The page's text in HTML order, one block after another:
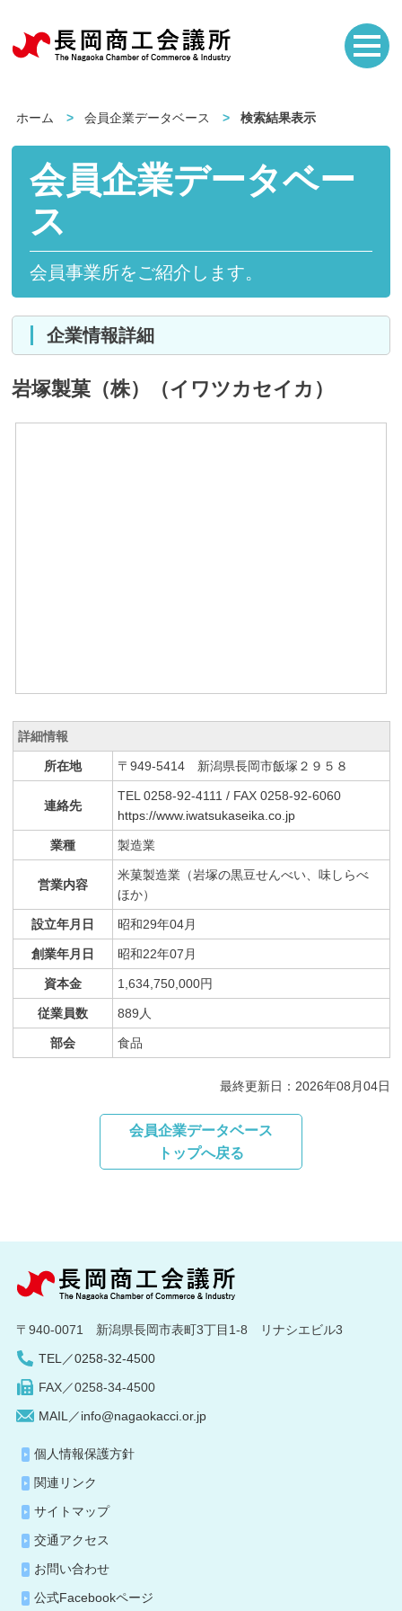
ホーム 会員企業データベース 検索結果表示
会員企業データベー
ス
会員事業所をご紹介します。
企業情報詳細
岩塚製菓（株）（イワツカセイカ）
詳細情報
所在地 〒949-5414 新潟県長岡市飯塚２９５８
連絡先
TEL 0258-92-4111 / FAX 0258-92-6060
https://www.iwatsukaseika.co.jp
業種 製造業
営業内容
米菓製造業（岩塚の黒豆せんべい、味しらべ
ほか）
設立年月日 昭和29年04月
創業年月日 昭和22年07月
資本金 1,634,750,000円
従業員数 889人
部会 食品
最終更新日：2026年08月04日
会員企業データベース
トップへ戻る
〒940-0071 新潟県長岡市表町3丁目1-8 リナシエビル3
TEL／0258-32-4500
FAX／0258-34-4500
MAIL／info@nagaokacci.or.jp
個人情報保護方針
関連リンク
サイトマップ
交通アクセス
お問い合わせ
公式Facebookページ